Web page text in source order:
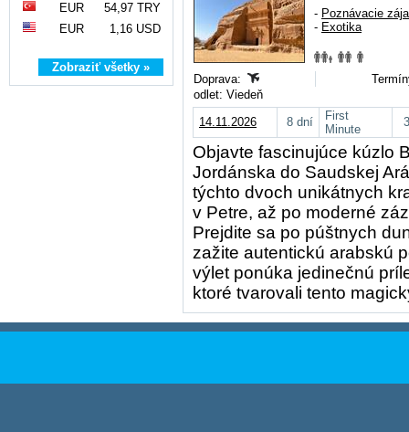
EUR
54,97 TRY
EUR
1,16 USD
Zobraziť všetky »
- Poznávacie
- Exotika
Doprava:
odlet: Viedeň
14.11.2026
8 dní
First
Minute
Objavte fascinujúce kúzlo
Jordánska do Saudskej
týchto dvoch unikátnych
v Petre, až po moderné
Prejdite sa po púštnych
zažite autentickú arabskú
výlet ponúka jedinečnú
ktoré tvarovali tento